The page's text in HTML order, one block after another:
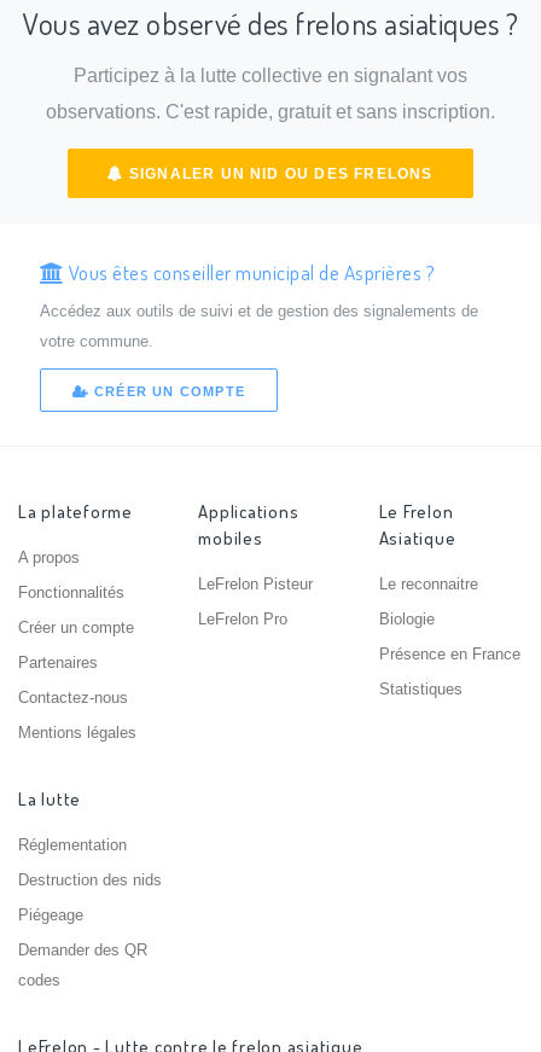
Vous avez observé des frelons asiatiques ?
Participez à la lutte collective en signalant vos
observations. C'est rapide, gratuit et sans inscription.
SIGNALER UN NID OU DES FRELONS
Vous êtes conseiller municipal de Asprières ?
Accédez aux outils de suivi et de gestion des signalements de
votre commune.
CRÉER UN COMPTE
La plateforme
A propos
Fonctionnalités
Créer un compte
Partenaires
Contactez-nous
Mentions légales
Applications
mobiles
LeFrelon Pisteur
LeFrelon Pro
Le Frelon
Asiatique
Le reconnaitre
Biologie
Présence en France
Statistiques
La lutte
Réglementation
Destruction des nids
Piégeage
Demander des QR
codes
LeFrelon - Lutte contre le frelon asiatique